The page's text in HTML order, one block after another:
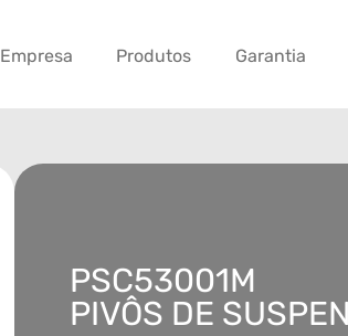
Empresa Produtos Garantia
PSC53001M
PIVÔS DE